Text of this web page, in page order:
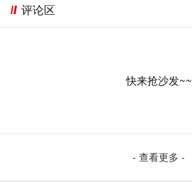
评论区
快来抢沙发~~
- 查看更多 -